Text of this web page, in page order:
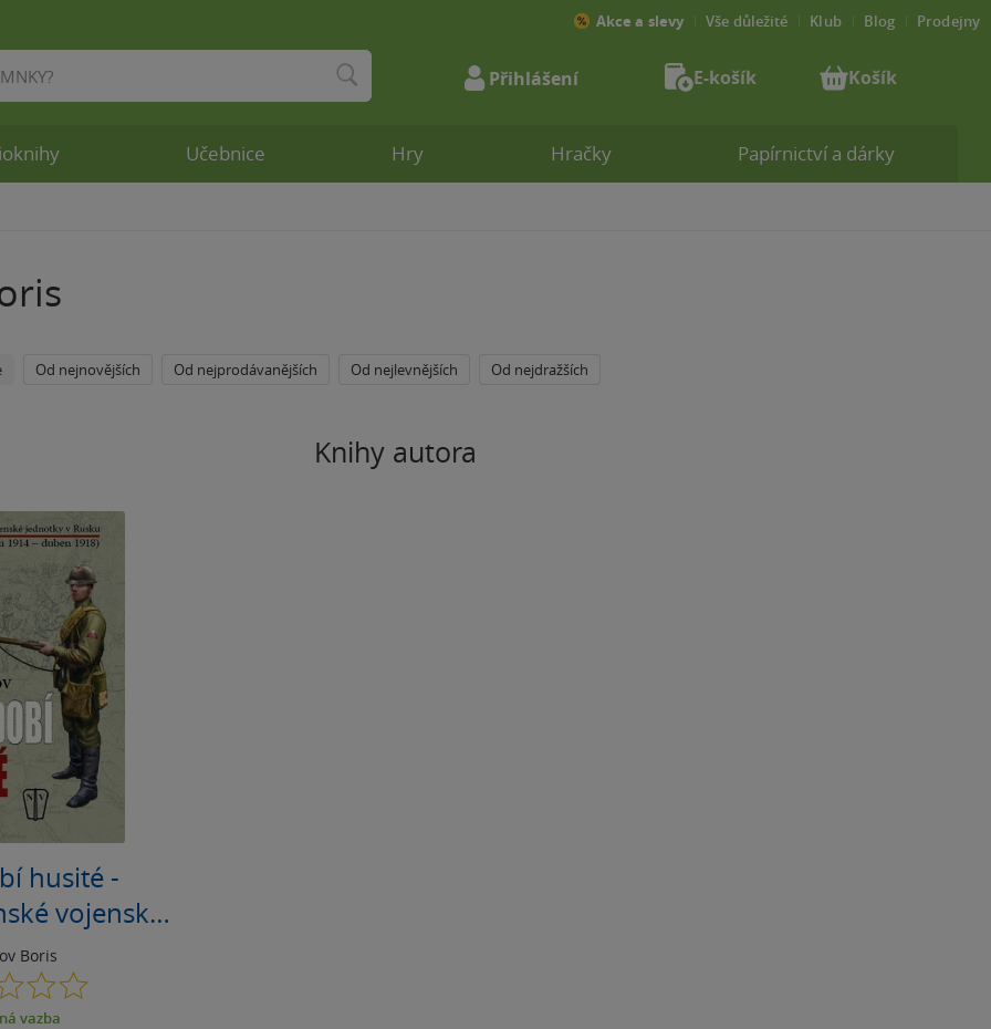
Od nejnovějších Od nejprodávanějších Od nejlevnějších Od nejdražších
Knihy autora
husité -
vojenské
(srpen
1918)
Boris
0.0
z
5 vazba
Učebnice Hry Hračky Papírnictví a dárky
Akce a slevy Vše důležité Klub Blog Prodejny
Přihlášení E-košík Košík